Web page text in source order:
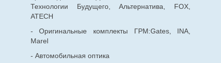
Технологии Будущего, Альтернатива, FOX,
ATECH
- Оригинальные комплекты ГРМ:Gates, INA,
Marel
- Автомобильная оптика